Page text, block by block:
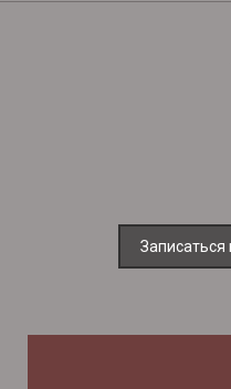
Записаться